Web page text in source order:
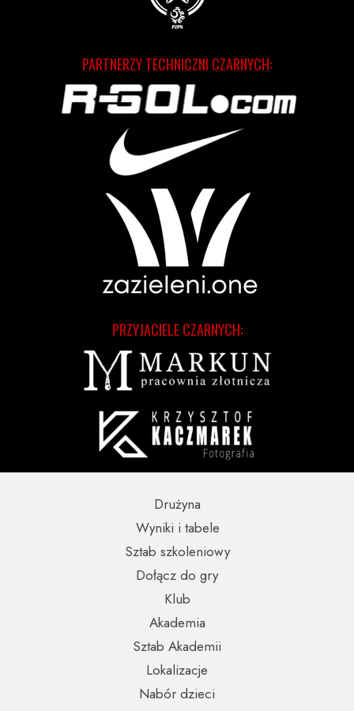
PRZYJACIELE CZARNYCH:
PARTNERZY TECHNICZNI CZARNYCH:
Nabór dzieci
Wyniki i tabele
Lokalizacje
Sztab szkoleniowy
Sztab Akademii
Dołącz do gry
Drużyna
Akademia
Klub